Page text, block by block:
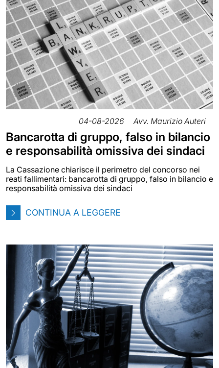
04-08-2026 Avv. Maurizio Auteri
Bancarotta di gruppo, falso in bilancio
e responsabilità omissiva dei sindaci
La Cassazione chiarisce il perimetro del concorso nei
reati fallimentari: bancarotta di gruppo, falso in bilancio e
responsabilità omissiva dei sindaci
CONTINUA A LEGGERE